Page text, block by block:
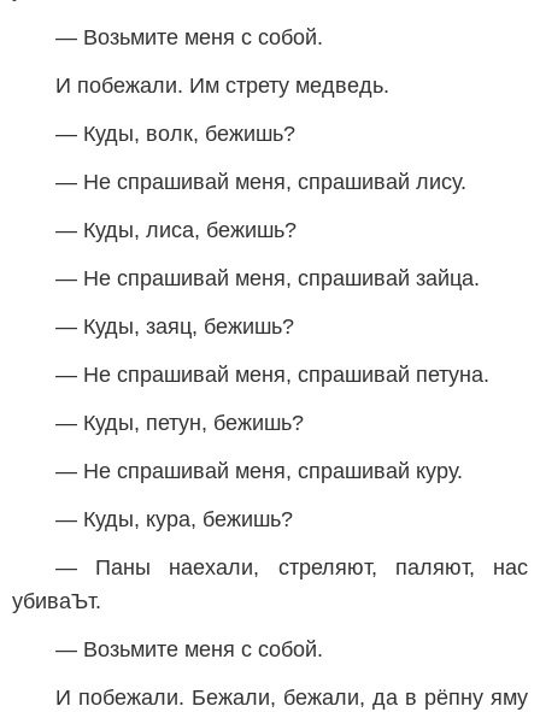
— Возьмите меня с собой.
И побежали. Им стрету медведь.
— Куды, волк, бежишь?
— Не спрашивай меня, спрашивай лису.
— Куды, лиса, бежишь?
— Не спрашивай меня, спрашивай зайца.
— Куды, заяц, бежишь?
— Не спрашивай меня, спрашивай петуна.
— Куды, петун, бежишь?
— Не спрашивай меня, спрашивай куру.
— Куды, кура, бежишь?
— Паны наехали, стреляют, паляют, нас
убиваЪт.
— Возьмите меня с собой.
И побежали. Бежали, бежали, да в рёпну яму